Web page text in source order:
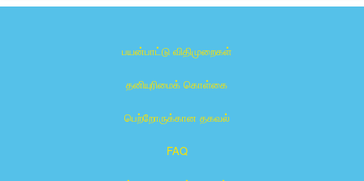
பயன்பாட்டு விதிமுறைகள்
தனியுரிமைக் கொள்கை
பெற்றோருக்கான தகவல்
FAQ